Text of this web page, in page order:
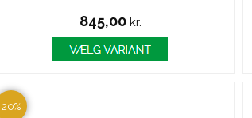
845,00 kr.
20%